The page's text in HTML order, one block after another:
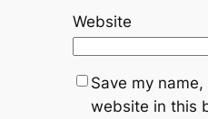
Website
Save my
website in this